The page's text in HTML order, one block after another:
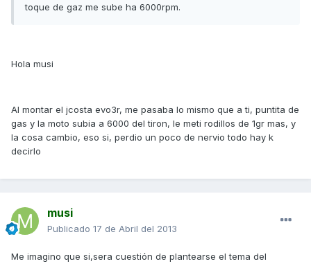
toque de gaz me sube ha 6000rpm.
Hola musi
Al montar el jcosta evo3r, me pasaba lo mismo que a ti, puntita de
gas y la moto subia a 6000 del tiron, le meti rodillos de 1gr mas, y
la cosa cambio, eso si, perdio un poco de nervio todo hay k
decirlo
musi
Publicado 17 de Abril del 2013
Me imagino que si,sera cuestión de plantearse el tema del